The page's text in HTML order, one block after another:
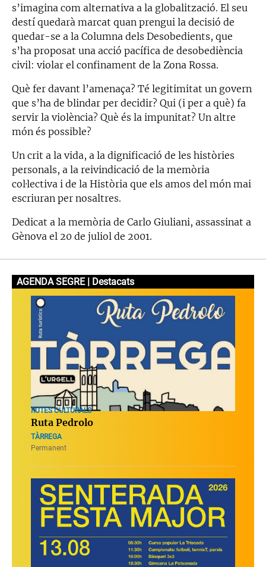
s’imagina com alternativa a la globalització. El seu
destí quedarà marcat quan prengui la decisió de
quedar-se a la Columna dels Desobedients, que
s’ha proposat una acció pacífica de desobediència
civil: violar el confinament de la Zona Rossa.
Què fer davant l’amenaça? Té legitimitat un govern
que s’ha de blindar per decidir? Qui (i per a què) fa
servir la violència? Què és la impunitat? Un altre
món és possible?
Un crit a la vida, a la dignificació de les històries
personals, a la reivindicació de la memòria
col·lectiva i de la Història que els amos del món mai
escriuran per nosaltres.
Dedicat a la memòria de Carlo Giuliani, assassinat a
Gènova el 20 de juliol de 2001.
AGENDA SEGRE | Destacats
RUTES CULTURALS
Ruta Pedrolo
TÀRREGA
Permanent